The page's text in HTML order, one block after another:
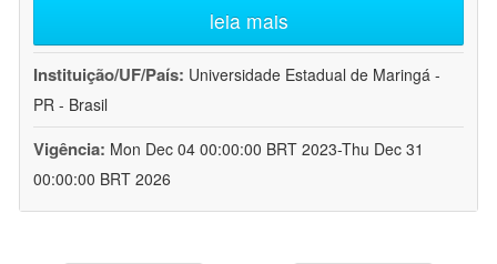
leia mais
Instituição/UF/País: Universidade Estadual de Maringá -
PR - Brasil
Vigência: Mon Dec 04 00:00:00 BRT 2023-Thu Dec 31
00:00:00 BRT 2026